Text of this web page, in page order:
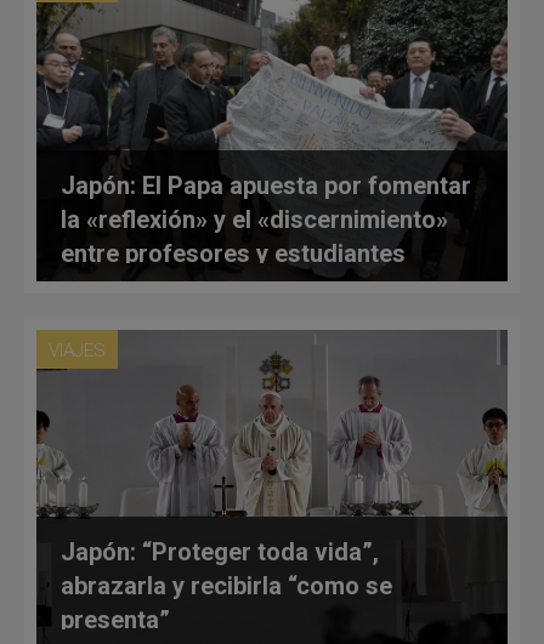
Japón: El Papa apuesta por fomentar
la «reflexión» y el «discernimiento»
entre profesores y estudiantes
VIAJES
Japón: “Proteger toda vida”,
abrazarla y recibirla “como se
presenta”